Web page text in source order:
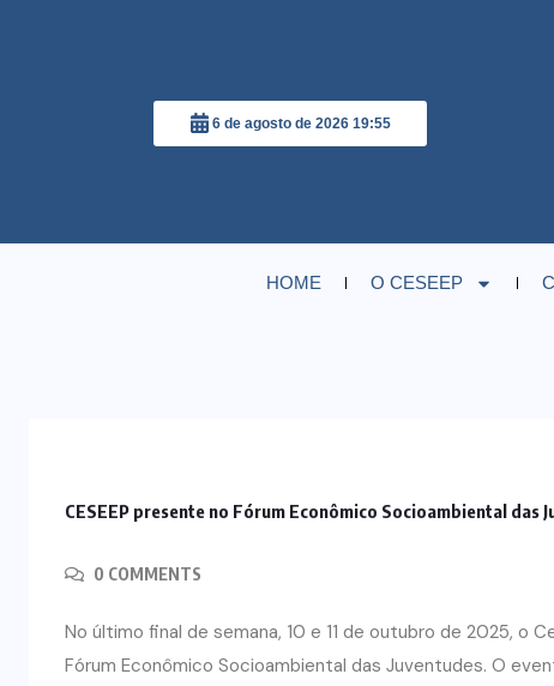
6 de agosto de 2026 19:55
HOME O CESEEP
CESEEP presente no Fórum Econômico Socioambiental das
0 COMMENTS
No último final de semana, 10 e 11 de outubro de 2025, o
Fórum Econômico Socioambiental das Juventudes. O